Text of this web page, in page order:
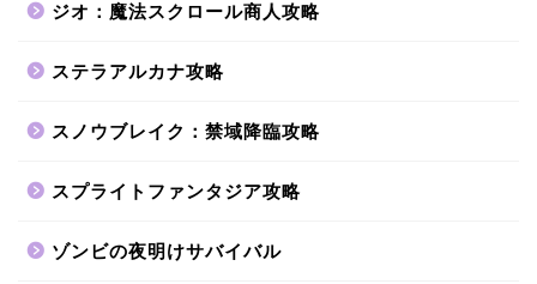
ジオ：魔法スクロール商人攻略
ステラアルカナ攻略
スノウブレイク：禁域降臨攻略
スプライトファンタジア攻略
ゾンビの夜明けサバイバル